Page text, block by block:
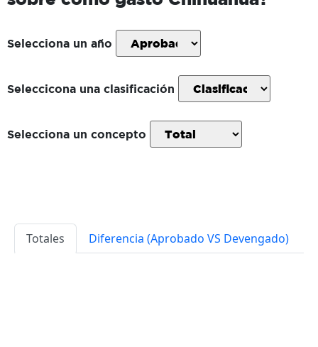
Selecciona un año
Seleccicona una clasificación
Selecciona un concepto
Totales Diferencia (Aprobado VS Devengado)